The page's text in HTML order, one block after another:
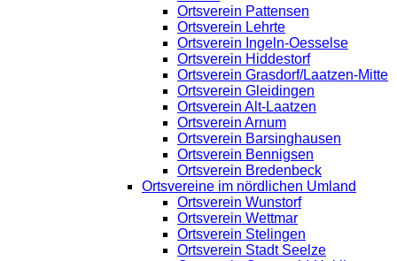
Ortsverein Pattensen
Ortsverein Lehrte
Ortsverein Ingeln-Oesselse
Ortsverein Hiddestorf
Ortsverein Grasdorf/Laatzen-Mitte
Ortsverein Gleidingen
Ortsverein Alt-Laatzen
Ortsverein Arnum
Ortsverein Barsinghausen
Ortsverein Bennigsen
Ortsverein Bredenbeck
Ortsvereine im nördlichen Umland
Ortsverein Wunstorf
Ortsverein Wettmar
Ortsverein Stelingen
Ortsverein Stadt Seelze